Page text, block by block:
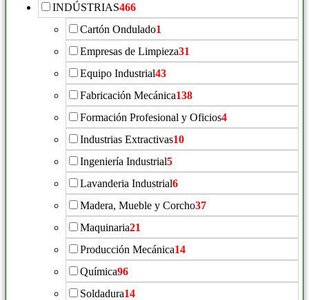
INDÚSTRIAS466
Cartón Ondulado1
Empresas de Limpieza31
Equipo Industrial43
Fabricación Mecánica138
Formación Profesional y Oficios4
Industrias Extractivas10
Ingeniería Industrial5
Lavanderia Industrial6
Madera, Mueble y Corcho37
Maquinaria21
Producción Mecánica14
Química96
Soldadura14